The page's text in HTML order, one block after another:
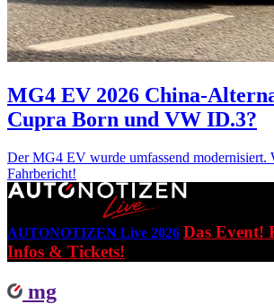
MG4 EV 2026 China-
Cupra Born und VW ID.3?
Der MG4 EV wurde umfassend modernisiert.
Fahrbericht!
AUTONOTIZEN Live 2026 Das Event!
Infos & Tickets!
mg